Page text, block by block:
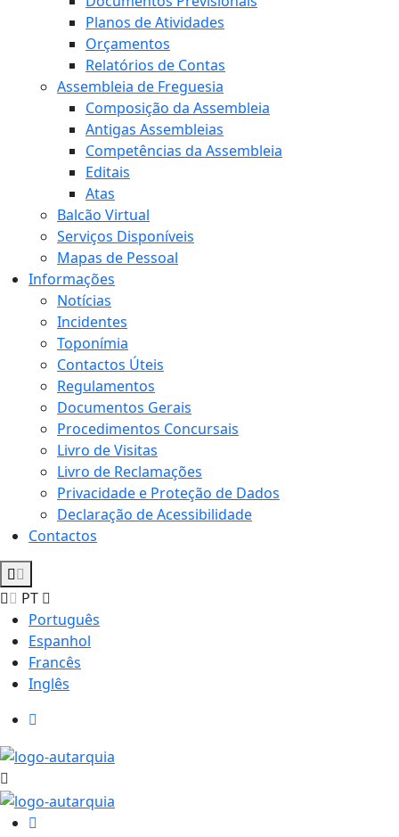
Planos de Atividades
Orçamentos
Relatórios de Contas
Assembleia de Freguesia
Composição da Assembleia
Antigas Assembleias
Competências da Assembleia
Editais
Atas
Balcão Virtual
Serviços Disponíveis
Mapas de Pessoal
Informações
Notícias
Incidentes
Toponímia
Contactos Úteis
Regulamentos
Documentos Gerais
Procedimentos Concursais
Livro de Visitas
Livro de Reclamações
Privacidade e Proteção de Dados
Declaração de Acessibilidade
Contactos
PT
Português
Espanhol
Francês
Inglês